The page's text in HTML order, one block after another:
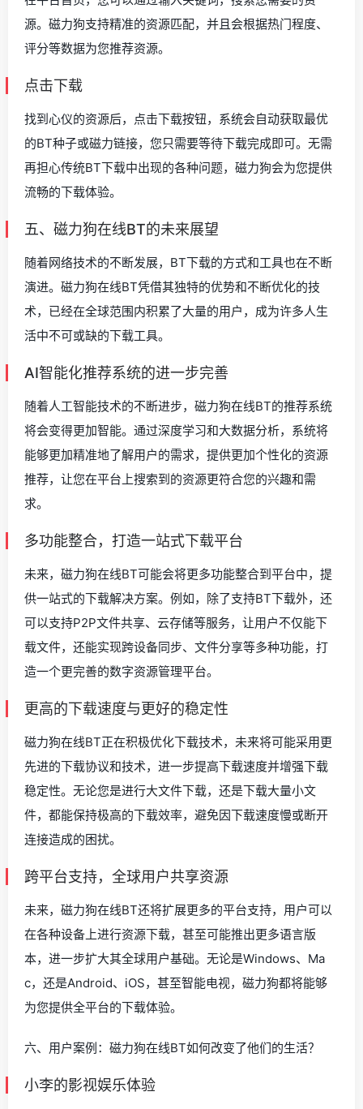
源。磁力狗支持精准的资源匹配，并且会根据热门程度、
评分等数据为您推荐资源。
点击下载
找到心仪的资源后，点击下载按钮，系统会自动获取最优
的BT种子或磁力链接，您只需要等待下载完成即可。无需
再担心传统BT下载中出现的各种问题，磁力狗会为您提供
流畅的下载体验。
五、磁力狗在线BT的未来展望
随着网络技术的不断发展，BT下载的方式和工具也在不断
演进。磁力狗在线BT凭借其独特的优势和不断优化的技
术，已经在全球范围内积累了大量的用户，成为许多人生
活中不可或缺的下载工具。
AI智能化推荐系统的进一步完善
随着人工智能技术的不断进步，磁力狗在线BT的推荐系统
将会变得更加智能。通过深度学习和大数据分析，系统将
能够更加精准地了解用户的需求，提供更加个性化的资源
推荐，让您在平台上搜索到的资源更符合您的兴趣和需
求。
多功能整合，打造一站式下载平台
未来，磁力狗在线BT可能会将更多功能整合到平台中，提
供一站式的下载解决方案。例如，除了支持BT下载外，还
可以支持P2P文件共享、云存储等服务，让用户不仅能下
载文件，还能实现跨设备同步、文件分享等多种功能，打
造一个更完善的数字资源管理平台。
更高的下载速度与更好的稳定性
磁力狗在线BT正在积极优化下载技术，未来将可能采用更
先进的下载协议和技术，进一步提高下载速度并增强下载
稳定性。无论您是进行大文件下载，还是下载大量小文
件，都能保持极高的下载效率，避免因下载速度慢或断开
连接造成的困扰。
跨平台支持，全球用户共享资源
未来，磁力狗在线BT还将扩展更多的平台支持，用户可以
在各种设备上进行资源下载，甚至可能推出更多语言版
本，进一步扩大其全球用户基础。无论是Windows、Ma
c，还是Android、iOS，甚至智能电视，磁力狗都将能够
为您提供全平台的下载体验。
六、用户案例：磁力狗在线BT如何改变了他们的生活？
小李的影视娱乐体验